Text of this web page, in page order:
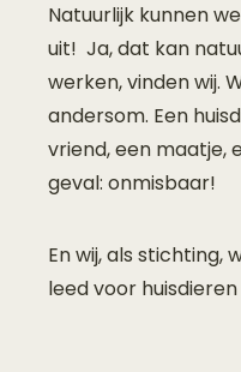
Natuurlijk kunnen
uit! Ja, dat kan
werken, vinden wij.
andersom. Een
vriend, een maatje,
geval: onmisbaar!
En wij, als stichting,
leed voor